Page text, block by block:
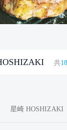
共
星崎 HOSHIZAKI